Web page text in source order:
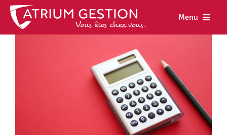
Skip
content
Menu
Nos métiers
Nos biens